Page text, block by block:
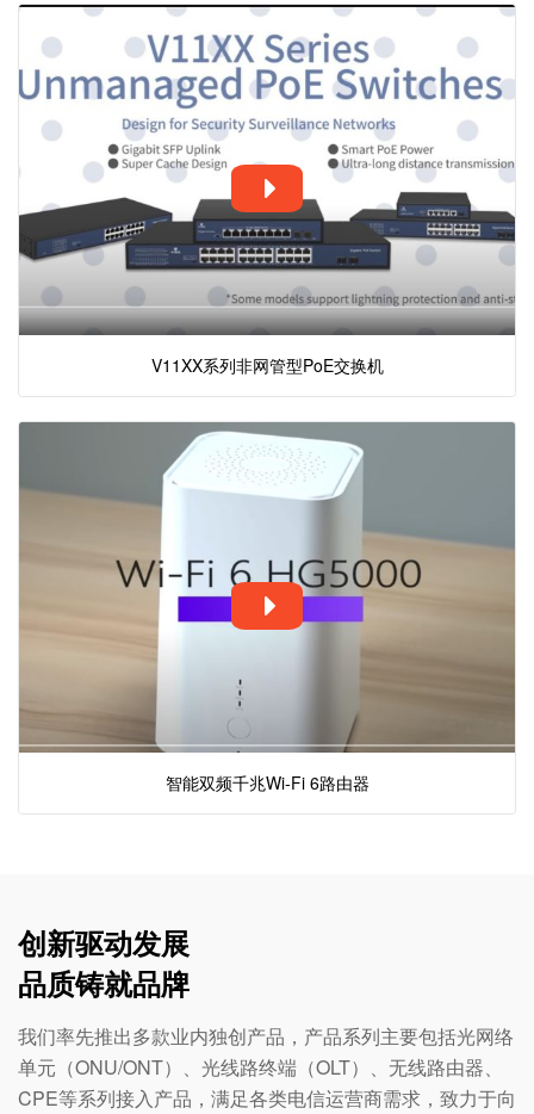
V11XX系列非网管型PoE交换机
智能双频千兆Wi-Fi 6路由器
创新驱动发展
品质铸就品牌
我们率先推出多款业内独创产品，产品系列主要包括光网络
单元（ONU/ONT）、光线路终端（OLT）、无线路由器、
CPE等系列接入产品，满足各类电信运营商需求，致力于向